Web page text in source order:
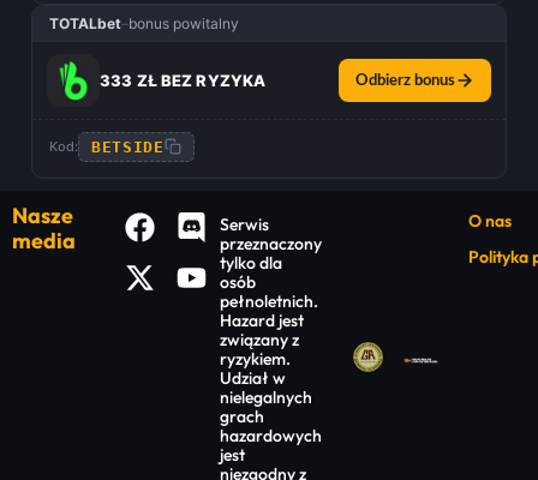
TOTALbet–bonus powitalny
333 ZŁ BEZ RYZYKA Odbierz bonus
Kod: BETSIDE
Nasze
media
Serwis
przeznaczony
tylko dla
osób
pełnoletnich.
Hazard jest
związany z
ryzykiem.
Udział w
nielegalnych
grach
hazardowych
jest
niezgodny z
O nas
Polityka